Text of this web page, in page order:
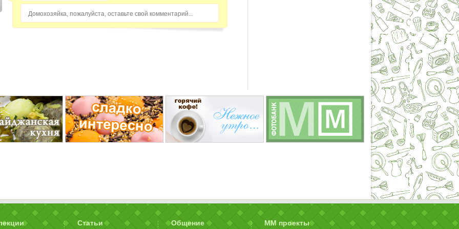
Домохозяйка, пожалуйста, оставьте свой комментарий...
Статьи Общение ММ проекты